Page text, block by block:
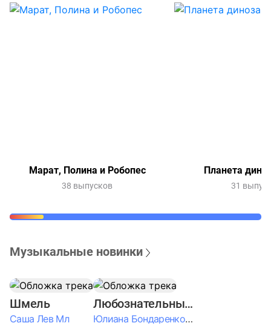
Марат, Полина и Робопес
38 выпусков
Планета
31
Музыкальные новинки
Шмель
Саша Лев Мл
Любознательные Дети
Юлиана Бондаренко & Амелия Колпакова & Егор Егоров & Валерия Шевченко & Ксюша Косичкина